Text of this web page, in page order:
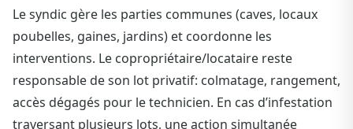
Le syndic gère les parties communes (caves, locaux
poubelles, gaines, jardins) et coordonne les
interventions. Le copropriétaire/locataire reste
responsable de son lot privatif: colmatage, rangement,
accès dégagés pour le technicien. En cas d’infestation
traversant plusieurs lots, une action simultanée